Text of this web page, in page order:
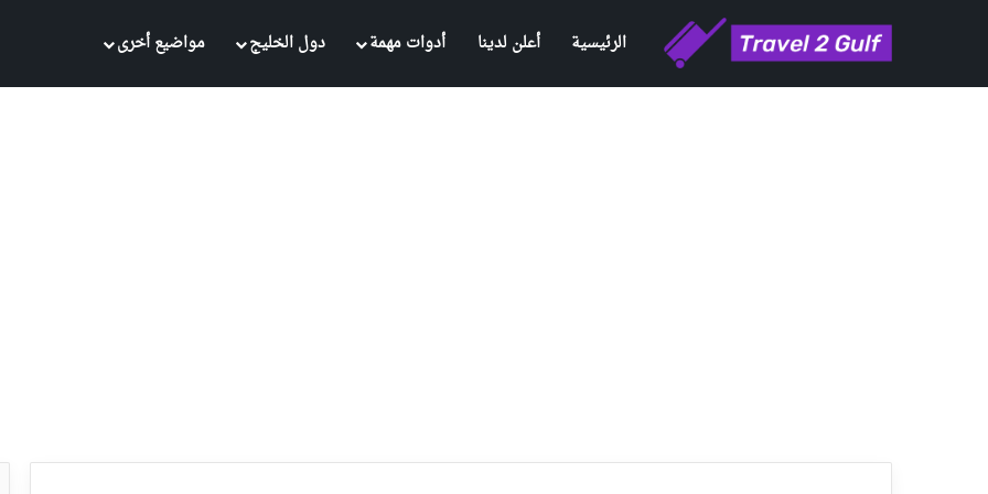
الرئيسية أعلن لدينا أدوات مهمة دول الخليج مواضيع أخرى